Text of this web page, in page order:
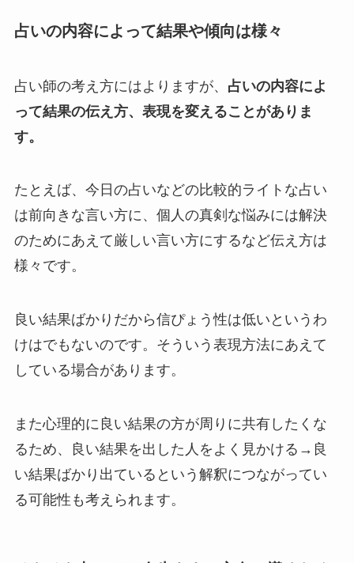
占いの内容によって結果や傾向は様々
占い師の考え方にはよりますが、 占いの内容によ
って結果の伝え方、表現を変えることがありま
す。
たとえば、今日の占いなどの比較的ライトな占い
は前向きな言い方に、個人の真剣な悩みには解決
のためにあえて厳しい言い方にするなど伝え方は
様々です。
良い結果ばかりだから信ぴょう性は低いというわ
けはでもないのです。そういう表現方法にあえて
している場合があります。
また心理的に良い結果の方が周りに共有したくな
るため、良い結果を出した人をよく見かける→良
い結果ばかり出ているという解釈につながってい
る可能性も考えられます。